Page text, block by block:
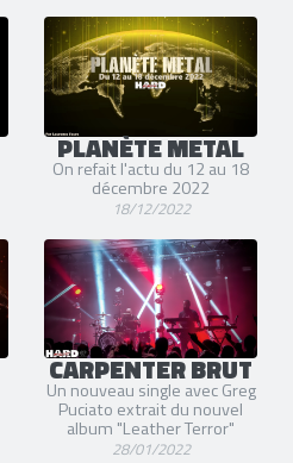
PLANÈTE METAL
On refait l'actu du 12 au 18
décembre 2022
18/12/2022
CARPENTER BRUT
Un nouveau single avec Greg
Puciato extrait du nouvel
album "Leather Terror"
28/01/2022